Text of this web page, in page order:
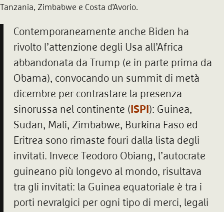
Tanzania, Zimbabwe e Costa d’Avorio.
Contemporaneamente anche Biden ha
rivolto l’attenzione degli Usa all’Africa
abbandonata da Trump (e in parte prima da
Obama), convocando un summit di metà
dicembre per contrastare la presenza
sinorussa nel continente ( ISPI ): Guinea,
Sudan, Mali, Zimbabwe, Burkina Faso ed
Eritrea sono rimaste fouri dalla lista degli
invitati. Invece Teodoro Obiang, l’autocrate
guineano più longevo al mondo, risultava
tra gli invitati: la Guinea equatoriale è tra i
porti nevralgici per ogni tipo di merci, legali